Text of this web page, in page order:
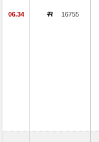
06.34 16755